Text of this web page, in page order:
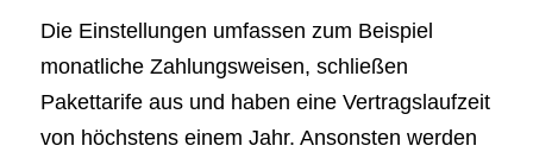
Die Einstellungen umfassen zum Beispiel
monatliche Zahlungsweisen, schließen
Pakettarife aus und haben eine Vertragslaufzeit
von höchstens einem Jahr. Ansonsten werden